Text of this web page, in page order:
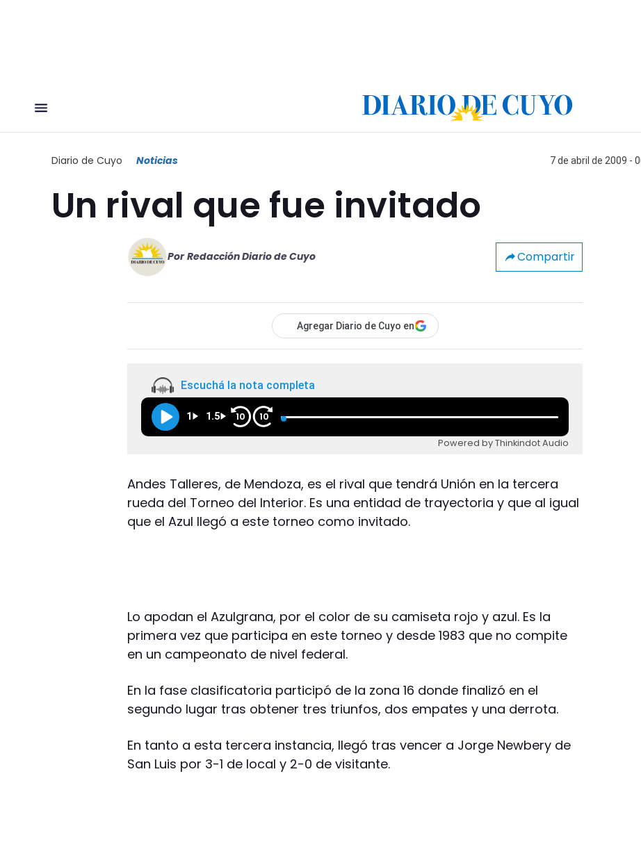
Diario de Cuyo Noticias 7 de abril de 2009 -
Un rival que fue invitado
Por Redacción Diario de Cuyo Compartir
Agregar Diario de Cuyo en
Escuchá la nota completa
1 1.5 10 10
Powered by Thinkindot Audio
Andes Talleres, de Mendoza, es el rival que tendrá Unión en la tercera
rueda del Torneo del Interior. Es una entidad de trayectoria y que al igual
que el Azul llegó a este torneo como invitado.
Lo apodan el Azulgrana, por el color de su camiseta rojo y azul. Es la
primera vez que participa en este torneo y desde 1983 que no compite
en un campeonato de nivel federal.
En la fase clasificatoria participó de la zona 16 donde finalizó en el
segundo lugar tras obtener tres triunfos, dos empates y una derrota.
En tanto a esta tercera instancia, llegó tras vencer a Jorge Newbery de
San Luis por 3-1 de local y 2-0 de visitante.